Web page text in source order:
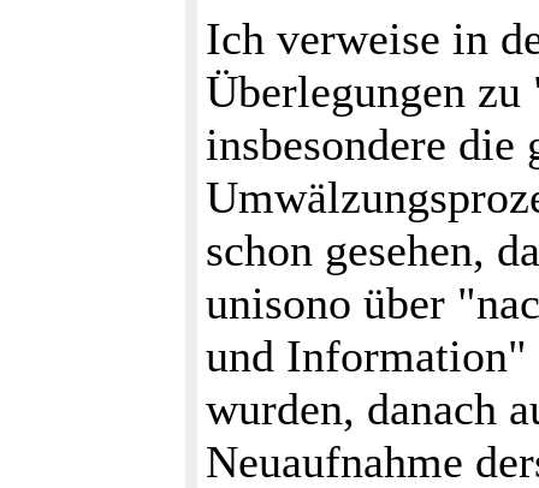
Ich verweise in
Überlegungen
insbesondere die
schon gesehen,
unisono über
und Information"
wurden, danach
Neuaufnahme